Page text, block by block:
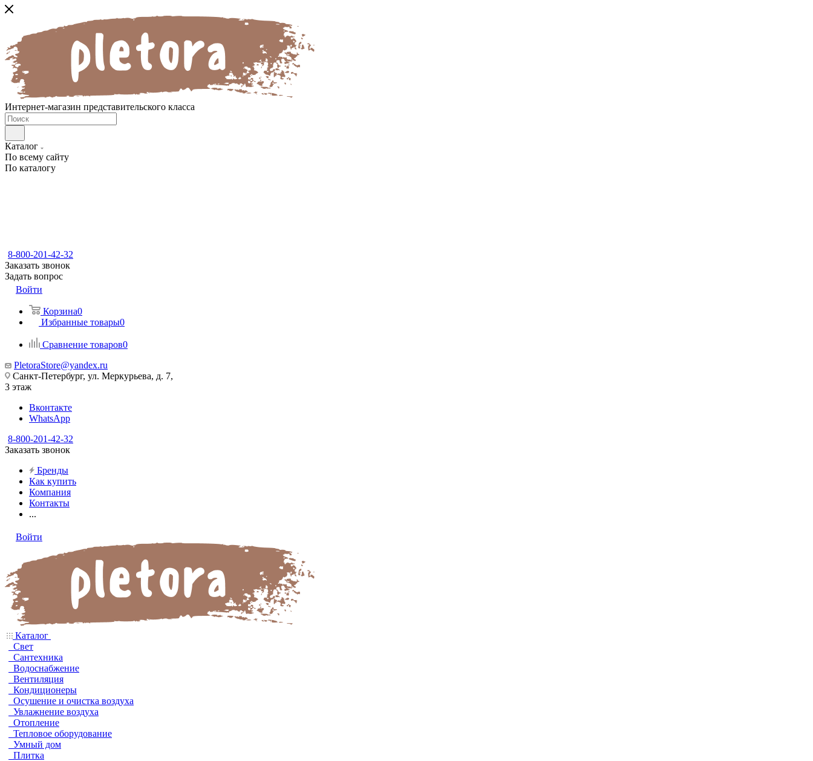
Интернет-магазин представительского класса
Каталог
По всему сайту
По каталогу
8-800-201-42-32
Заказать звонок
Задать вопрос
Войти
Корзина0
Избранные товары0
Сравнение товаров0
PletoraStore@yandex.ru
Санкт-Петербург, ул. Меркурьева, д. 7,
3 этаж
Вконтакте
WhatsApp
8-800-201-42-32
Заказать звонок
Бренды
Как купить
Компания
Контакты
...
Войти
Каталог
Свет
Сантехника
Водоснабжение
Вентиляция
Кондиционеры
Осушение и очистка воздуха
Увлажнение воздуха
Отопление
Тепловое оборудование
Умный дом
Плитка